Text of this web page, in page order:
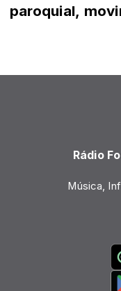
paroquial,
Rádio
Música,